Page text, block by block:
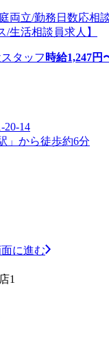
両立/勤務日数応相
/生活相談員求人】
タッフ 時給1,247円
20-14
」から徒歩約6分
に進む
1